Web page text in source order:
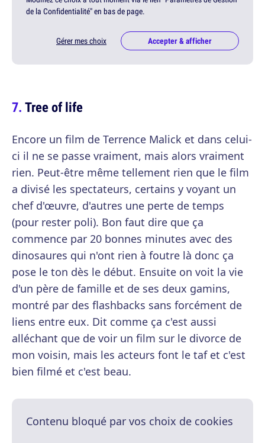
de la Confidentialité" en bas de page.
Gérer mes choix Accepter & afficher
Tree of life
Encore un film de Terrence Malick et dans celui-
ci il ne se passe vraiment, mais alors vraiment
rien. Peut-être même tellement rien que le film
a divisé les spectateurs, certains y voyant un
chef d'œuvre, d'autres une perte de temps
(pour rester poli). Bon faut dire que ça
commence par 20 bonnes minutes avec des
dinosaures qui n'ont rien à foutre là donc ça
pose le ton dès le début. Ensuite on voit la vie
d'un père de famille et de ses deux gamins,
montré par des flashbacks sans forcément de
liens entre eux. Dit comme ça c'est aussi
alléchant que de voir un film sur le divorce de
mon voisin, mais les acteurs font le taf et c'est
bien filmé et c'est beau.
Contenu bloqué par vos choix de cookies